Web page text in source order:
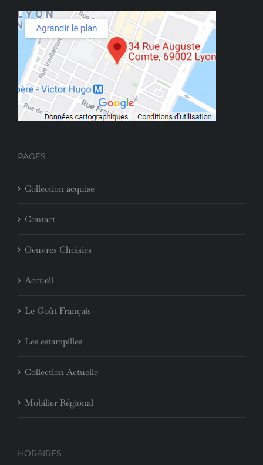
PAGES
Collection acquise
Contact
Oeuvres Choisies
Accueil
Le Goût Français
Les estampilles
Collection Actuelle
Mobilier Régional
HORAIRES